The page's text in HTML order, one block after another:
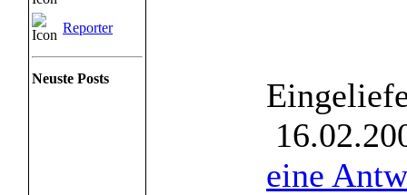
Reporter
Neuste Posts
eine